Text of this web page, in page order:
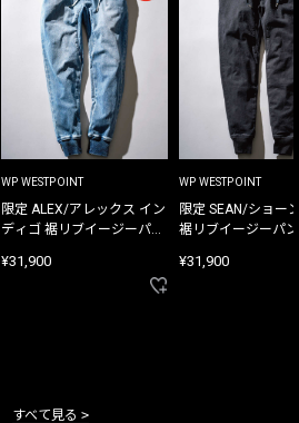
WP WESTPOINT
限定 ALEX/アレックス イン
ディゴ 裾リブイージーパン
¥31,900
WP WESTPOINT
限定 SEAN/ショー
裾リブイージーパ
¥31,900
すべて見る